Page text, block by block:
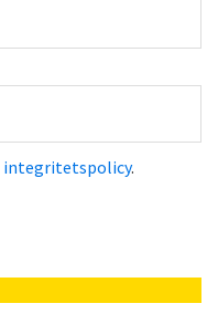
integritetspolicy.